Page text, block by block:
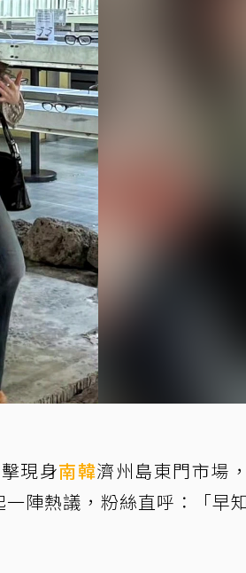
現身南韓濟州島東門市場
陣熱議，粉絲直呼：「早